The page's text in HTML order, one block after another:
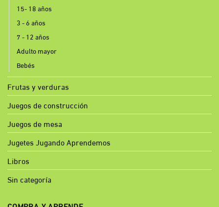
15- 18 años
3 - 6 años
7 - 12 años
Adulto mayor
Bebés
Frutas y verduras
Juegos de construcción
Juegos de mesa
Jugetes Jugando Aprendemos
Libros
Sin categoría